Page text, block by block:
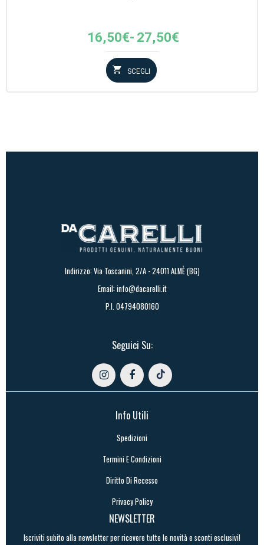
16,50€- 27,50€
Fascia
prezzo:
da
SCEGLI
Indirizzo: Via Toscanini, 2/A - 24011 ALMÈ (BG)
Email: info@dacarelli.it
P.I. 04794080160
Seguici Su:
Info Utili
Spedizioni
Termini E Condizioni
Diritto Di Recesso
Privacy Policy
NEWSLETTER
Iscriviti subito alla newsletter per ricevere tutte le novità e sconti esclusivi!